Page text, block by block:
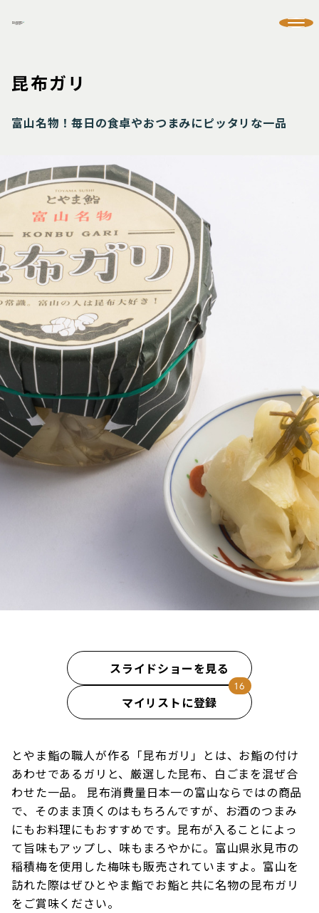
昆布ガリ
富山名物！毎日の食卓やおつまみにピッタリな一品
とやま鮨の職人が作る「昆布ガリ」とは、お鮨の付け
あわせであるガリと、厳選した昆布、白ごまを混ぜ合
わせた一品。 昆布消費量日本一の富山ならではの商品
で、そのまま頂くのはもちろんですが、お酒のつまみ
にもお料理にもおすすめです。昆布が入ることによっ
て旨味もアップし、味もまろやかに。富山県氷見市の
稲積梅を使用した梅味も販売されていますよ。富山を
訪れた際はぜひとやま鮨でお鮨と共に名物の昆布ガリ
をご賞味ください。
スライドショーを見る
マイリストに登録